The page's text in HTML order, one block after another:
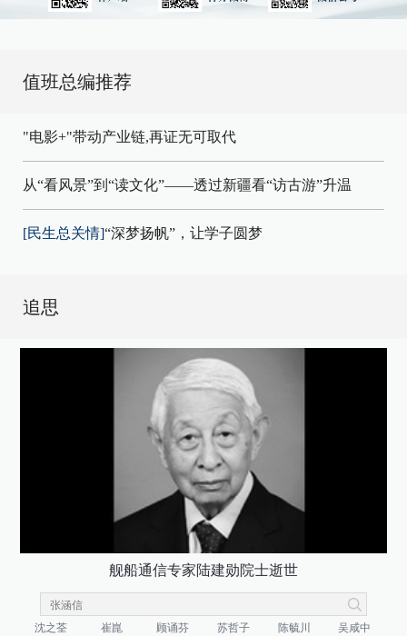
值班总编推荐
"电影+"带动产业链,再证无可取代
从“看风景”到“读文化”——透过新疆看“访古游”升温
[民生总关情]“深梦扬帆”，让学子圆梦
追思
舰船通信专家陆建勋院士逝世
沈之荃 崔崑 顾诵芬 苏哲子 陈毓川
吴咸中